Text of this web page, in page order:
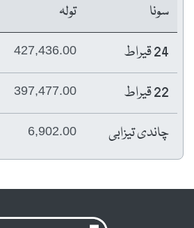
سونا
تولہ
24 قیراط
427,436.00
22 قیراط 397,477.00
چاندی تیزابی 6,902.00